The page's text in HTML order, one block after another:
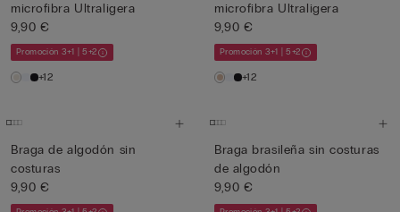
microfibra Ultraligera
9,90 €
Promoción 3+1 | 5+2
+12
microfibra Ultraligera
9,90 €
Promoción 3+1 | 5+2
+12
Braga de algodón sin
costuras
9,90 €
Braga brasileña sin costuras
de algodón
9,90 €